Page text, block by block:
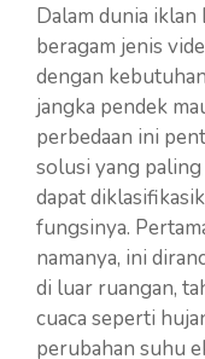
Dalam dunia
beragam jenis
dengan
jangka pendek
perbedaan ini
solusi yang
dapat
fungsinya.
namanya, ini
di luar ruangan,
cuaca seperti
perubahan suhu